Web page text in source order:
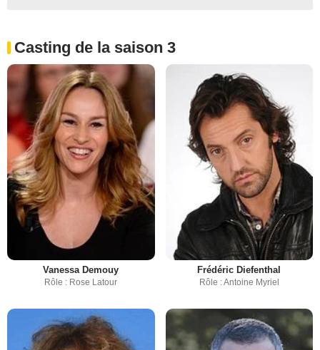
Casting de la saison 3
Vanessa Demouy
Rôle : Rose Latour
Frédéric Diefenthal
Rôle : Antoine Myriel